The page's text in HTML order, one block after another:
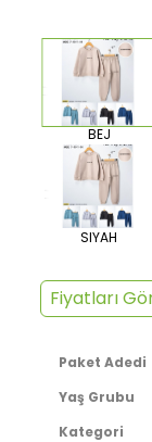
BEJ
SIYAH
Fiyatları
Paket Adedi
Yaş Grubu
Kategori